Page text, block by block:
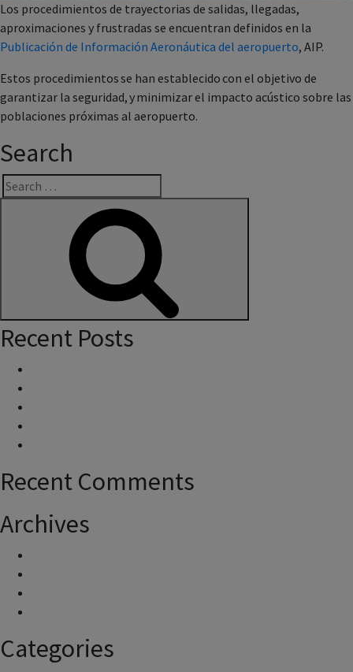
Los procedimientos de trayectorias de salidas, llegadas,
aproximaciones y frustradas se encuentran definidos en la
Publicación de Información Aeronáutica del aeropuerto, AIP.
Estos procedimientos se han establecido con el objetivo de
garantizar la seguridad, y minimizar el impacto acústico sobre las
poblaciones próximas al aeropuerto.
Search
Search
Recent Posts
Recent Comments
Archives
Categories